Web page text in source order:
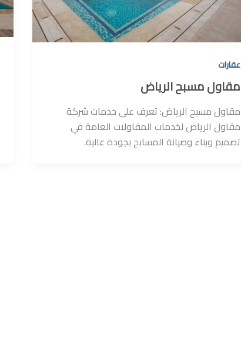
عقارات
مقاول مسبح الرياض
مقاول مسبح الرياض: تعرف على خدمات شركة
مقاول الرياض لخدمات المقاولات العامة في
تصميم وبناء وصيانة المسابح بجودة عالية.